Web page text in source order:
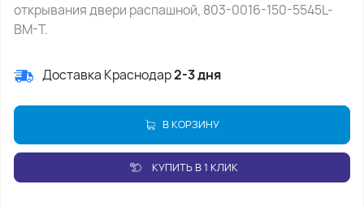
открывания двери распашной, 803-0016-150-5545L-
BM-T.
Доставка Краснодар2-3 дня
В КОРЗИНУ
КУПИТЬ В 1 КЛИК